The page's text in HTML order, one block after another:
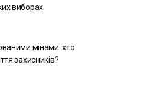
виборах
мінами: хто
захисників?